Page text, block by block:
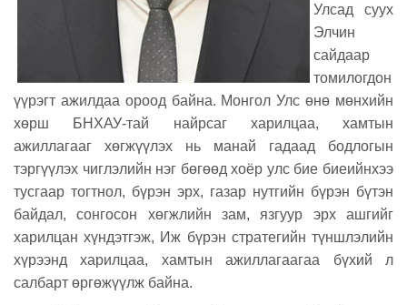
Улсад суух
Элчин
сайдаар
томилогдон
үүрэгт ажилдаа ороод байна. Монгол Улс өнө мөнхийн
хөрш БНХАУ-тай найрсаг харилцаа, хамтын
ажиллагааг хөгжүүлэх нь манай гадаад бодлогын
тэргүүлэх чиглэлийн нэг бөгөөд хоёр улс бие биеийнхээ
тусгаар тогтнол, бүрэн эрх, газар нутгийн бүрэн бүтэн
байдал, сонгосон хөгжлийн зам, язгуур эрх ашгийг
харилцан хүндэтгэж, Иж бүрэн стратегийн түншлэлийн
хүрээнд харилцаа, хамтын ажиллагаагаа бүхий л
салбарт өргөжүүлж байна.